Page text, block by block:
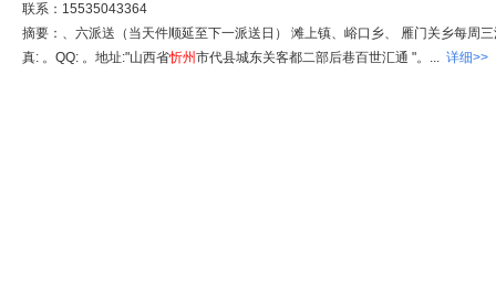
联系：15535043364
摘要：、六派送（当天件顺延至下一派送日） 滩上镇、峪口乡、 雁门关乡每周
真: 。QQ: 。地址:"山西省忻州市代县城东关客都二部后巷百世汇通 "。... 详细>>